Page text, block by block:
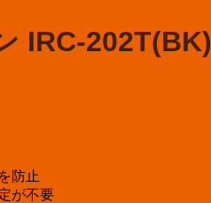
IRC-202T(BK)
防止
が不要